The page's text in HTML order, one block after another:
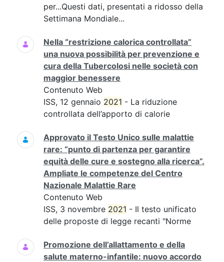
per...Questi dati, presentati a ridosso della
Settimana Mondiale...
Nella “restrizione calorica controllata”
una nuova possibilità per prevenzione e
cura della Tubercolosi nelle società con
maggior benessere
Contenuto Web
ISS, 12 gennaio 2021 - La riduzione
controllata dell’apporto di calorie
Approvato il Testo Unico sulle malattie
rare: “punto di partenza per garantire
equità delle cure e sostegno alla ricerca”.
Ampliate le competenze del Centro
Nazionale Malattie Rare
Contenuto Web
ISS, 3 novembre 2021 - Il testo unificato
delle proposte di legge recanti "Norme
Promozione dell’allattamento e della
salute materno-infantile: nuovo accordo